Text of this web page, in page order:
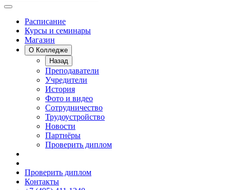
Расписание
Курсы и семинары
Магазин
О Колледже
Назад
Преподаватели
Учредители
История
Фото и видео
Сотрудничество
Трудоустройство
Новости
Партнёры
Проверить диплом
Проверить диплом
Контакты